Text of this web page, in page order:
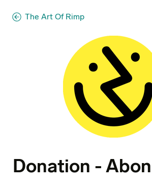
The Art Of Rimp
Donation -